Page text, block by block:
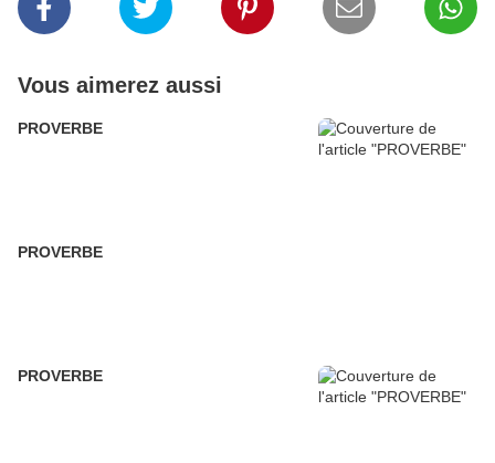
Vous aimerez aussi
PROVERBE
PROVERBE
PROVERBE